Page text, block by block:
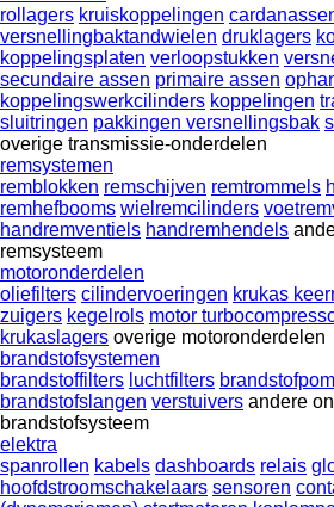
rollagers kruiskoppelingen
versnellingbaktandwielen druklagers
koppelingsplaten verloopstukken
secundaire assen primaire assen
koppelingswerkcilinders koppelingen
sluitringen pakkingen versnellingsbak
overige transmissie-onderdelen
remsystemen
remblokken remschijven remtrommels
remhefbooms wielremcilinders
handremventiels handremhendels
remsysteem
motoronderdelen
oliefilters cilindervoeringen krukas
zuigers kegelrols motor
krukaslagers overige motoronderdelen
brandstofsystemen
brandstoffilters luchtfilters
brandstofslangen verstuivers andere
brandstofsysteem
elektra
spanrollen kabels dashboards relais
hoofdstroomschakelaars sensoren